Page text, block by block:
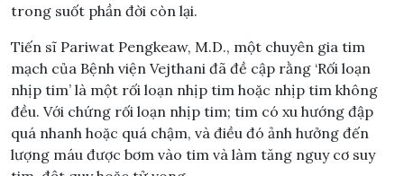
trong suốt phần đời còn lại.
Tiến sĩ Pariwat Pengkeaw, M.D., một chuyên gia tim
mạch của Bệnh viện Vejthani đã đề cập rằng ‘Rối loạn
nhịp tim’ là một rối loạn nhịp tim hoặc nhịp tim không
đều. Với chứng rối loạn nhịp tim; tim có xu hướng đập
quá nhanh hoặc quá chậm, và điều đó ảnh hưởng đến
lượng máu được bơm vào tim và làm tăng nguy cơ suy